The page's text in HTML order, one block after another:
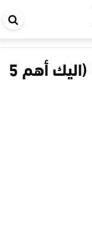
ازاي اعمل مشروع مربح ؟ (اليك أهم 5